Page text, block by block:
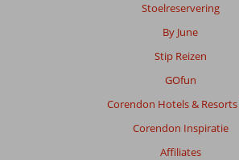
Stoelreservering
By June
Stip Reizen
GOfun
Corendon Hotels & Resorts
Corendon Inspiratie
Affiliates